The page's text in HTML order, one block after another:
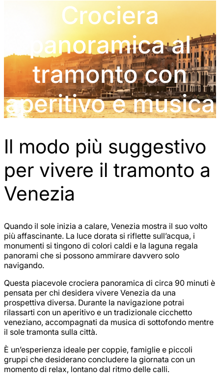
Crociera
panoramica al
tramonto con
aperitivo e musica
Il modo più suggestivo
per vivere il tramonto a
Venezia
Quando il sole inizia a calare, Venezia mostra il suo volto
più affascinante. La luce dorata si riflette sull’acqua, i
monumenti si tingono di colori caldi e la laguna regala
panorami che si possono ammirare davvero solo
navigando.
Questa piacevole crociera panoramica di circa 90 minuti è
pensata per chi desidera vivere Venezia da una
prospettiva diversa. Durante la navigazione potrai
rilassarti con un aperitivo e un tradizionale cicchetto
veneziano, accompagnati da musica di sottofondo mentre
il sole tramonta sulla città.
È un’esperienza ideale per coppie, famiglie e piccoli
gruppi che desiderano concludere la giornata con un
momento di relax, lontano dal ritmo delle calli.